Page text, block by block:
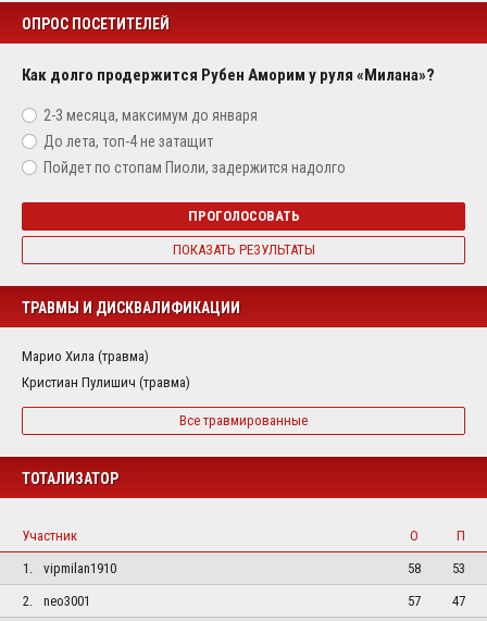
ОПРОС ПОСЕТИТЕЛЕЙ
Как долго продержится Рубен Аморим у руля «Милана»?
2-3 месяца, максимум до января
До лета, топ-4 не затащит
Пойдет по стопам Пиоли, задержится надолго
ПРОГОЛОСОВАТЬ
ПОКАЗАТЬ РЕЗУЛЬТАТЫ
ТРАВМЫ И ДИСКВАЛИФИКАЦИИ
Марио Хила (травма)
Кристиан Пулишич (травма)
Все травмированные
ТОТАЛИЗАТОР
Участник О
П
1.
vipmilan1910 58
53
2.
neo3001 57
47